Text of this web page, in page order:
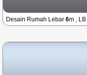
Desain Rumah Lebar 6m , LB